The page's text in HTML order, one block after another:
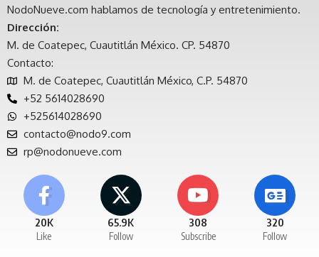
NodoNueve.com hablamos de tecnología y entretenimiento.
Dirección:
M. de Coatepec, Cuautitlán México. CP. 54870
Contacto:
M. de Coatepec, Cuautitlán México, C.P. 54870
+52 5614028690
+525614028690
contacto@nodo9.com
rp@nodonueve.com
20K
Like
65.9K
Follow
308
Subscribe
320
Follow